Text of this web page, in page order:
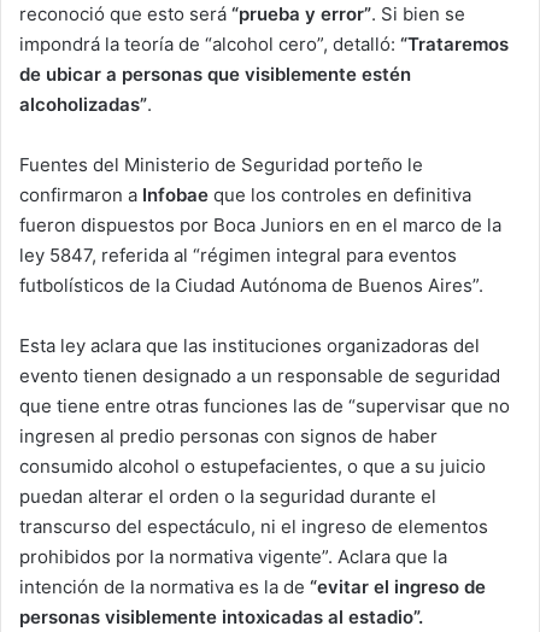
reconoció que esto será “prueba y error”. Si bien se
impondrá la teoría de “alcohol cero”, detalló: “Trataremos
de ubicar a personas que visiblemente estén
alcoholizadas”.
Fuentes del Ministerio de Seguridad porteño le
confirmaron a Infobae que los controles en definitiva
fueron dispuestos por Boca Juniors en en el marco de la
ley 5847, referida al “régimen integral para eventos
futbolísticos de la Ciudad Autónoma de Buenos Aires”.
Esta ley aclara que las instituciones organizadoras del
evento tienen designado a un responsable de seguridad
que tiene entre otras funciones las de “supervisar que no
ingresen al predio personas con signos de haber
consumido alcohol o estupefacientes, o que a su juicio
puedan alterar el orden o la seguridad durante el
transcurso del espectáculo, ni el ingreso de elementos
prohibidos por la normativa vigente”. Aclara que la
intención de la normativa es la de “evitar el ingreso de
personas visiblemente intoxicadas al estadio”.